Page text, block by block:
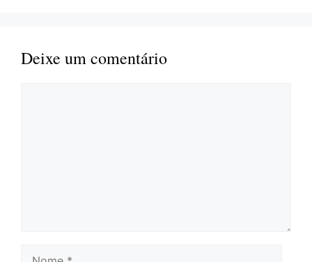
Deixe um comentário
Nome